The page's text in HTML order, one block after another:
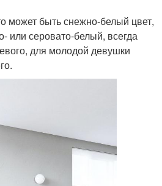
может быть снежно-белый цвет,
или серовато-белый, всегда
для молодой девушки